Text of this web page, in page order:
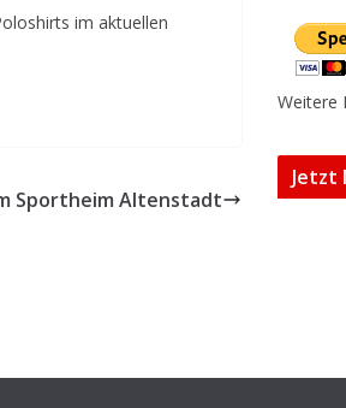
im aktuellen
Sportheim Altenstadt
Weitere
Jetzt